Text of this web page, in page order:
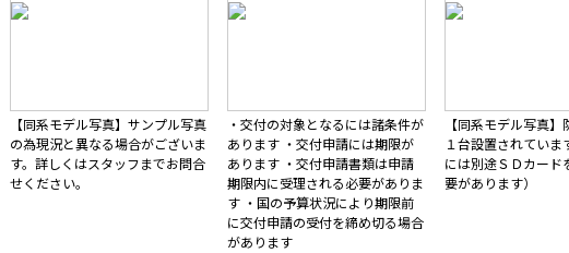
【同系モデル写真】サンプル写真
の為現況と異なる場合がございま
す。詳しくはスタッフまでお問合
せください。
・交付の対象となるには諸条件が
あります ・交付申請には期限が
あります ・交付申請書類は申請
期限内に受理される必要がありま
す ・国の予算状況により期限前
に交付申請の受付を締め切る場合
があります
【同系モデル写真
１台設置されてい
には別途ＳＤカード
要があります）